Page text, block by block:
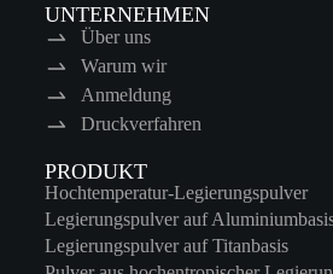
UNTERNEHMEN
Über uns
Warum wir
Anmeldung
Druckverfahren
PRODUKT
Hochtemperatur-Legierungspulver
Legierungspulver auf
Legierungspulver auf Titanbasis